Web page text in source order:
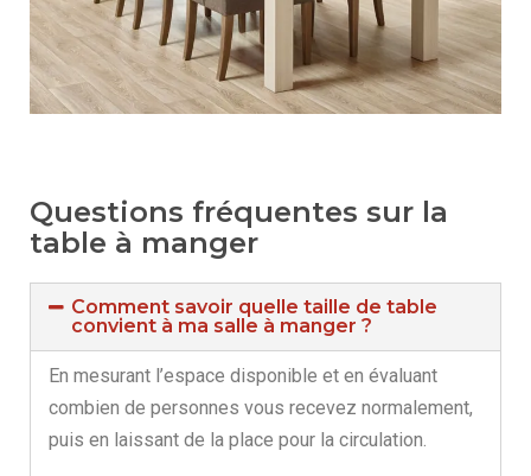
Questions fréquentes sur la
table à manger
Comment savoir quelle taille de table
convient à ma salle à manger ?
En mesurant l’espace disponible et en évaluant
combien de personnes vous recevez normalement,
puis en laissant de la place pour la circulation.